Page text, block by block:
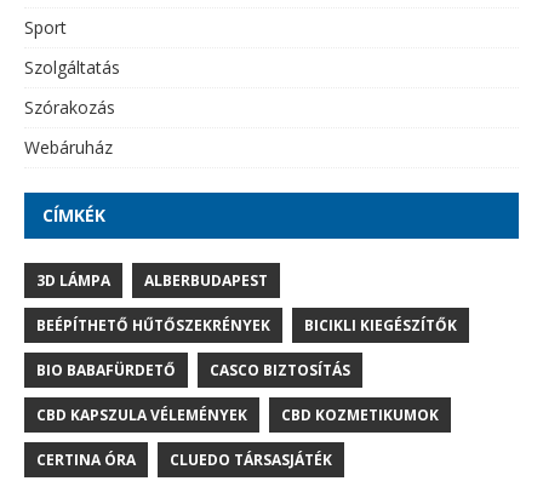
Sport
Szolgáltatás
Szórakozás
Webáruház
CÍMKÉK
3D LÁMPA ALBERBUDAPEST
BEÉPÍTHETŐ HŰTŐSZEKRÉNYEK BICIKLI KIEGÉSZÍTŐK
BIO BABAFÜRDETŐ CASCO BIZTOSÍTÁS
CBD KAPSZULA VÉLEMÉNYEK CBD KOZMETIKUMOK
CERTINA ÓRA CLUEDO TÁRSASJÁTÉK